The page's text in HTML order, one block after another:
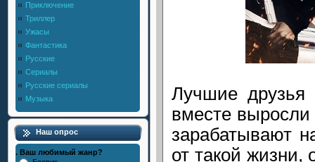
Приключение
Триллер
Ужасы
Фантастика
Русские
Сериалы
Русские сериалы
Музыка
Наш опрос
. Ваш любимый жанр?
Лучшие
вместе выросли
зарабатывают
от такой жизни,